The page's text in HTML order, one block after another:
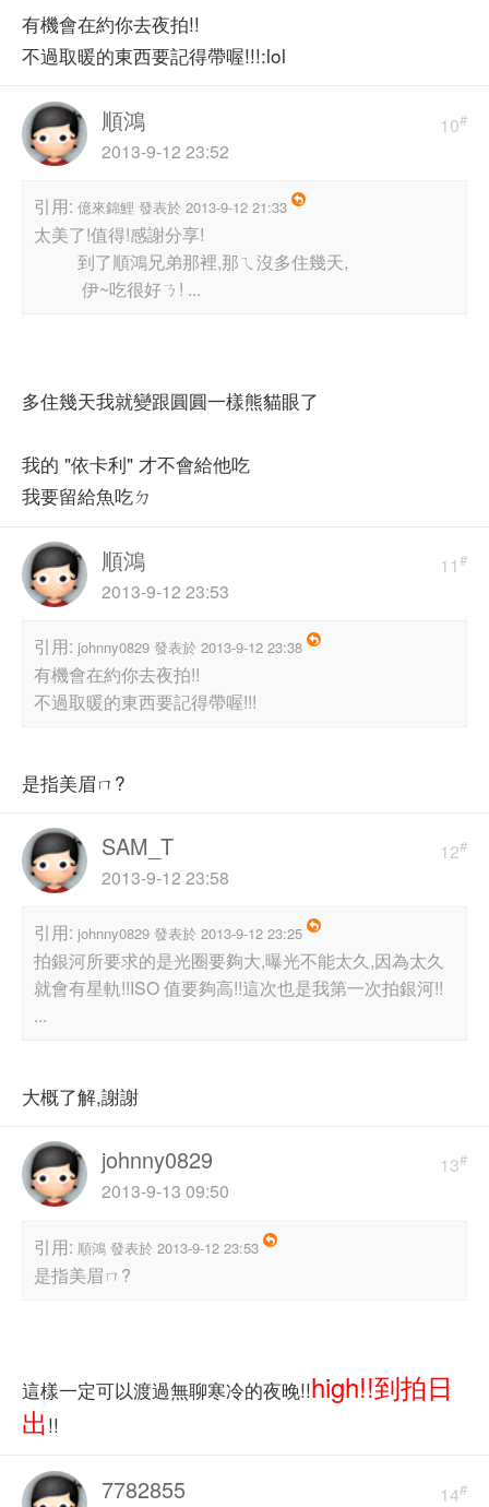
有機會在約你去夜拍!!
不過取暖的東西要記得帶喔!!!:lol
10#
順鴻
2013-9-12 23:52
引用: 億來錦鯉 發表於 2013-9-12 21:33
太美了!值得!感謝分享!
到了順鴻兄弟那裡,那ㄟ沒多住幾天,
伊~吃很好ㄋ! ...
多住幾天我就變跟圓圓一樣熊貓眼了
我的 "依卡利" 才不會給他吃
我要留給魚吃ㄉ
11#
順鴻
2013-9-12 23:53
引用: johnny0829 發表於 2013-9-12 23:38
有機會在約你去夜拍!!
不過取暖的東西要記得帶喔!!!
是指美眉ㄇ?
12#
SAM_T
2013-9-12 23:58
引用: johnny0829 發表於 2013-9-12 23:25
拍銀河所要求的是光圈要夠大,曝光不能太久,因為太久
就會有星軌!!ISO 值要夠高!!這次也是我第一次拍銀河!!
...
大概了解,謝謝
13#
johnny0829
2013-9-13 09:50
引用: 順鴻 發表於 2013-9-12 23:53
是指美眉ㄇ?
這樣一定可以渡過無聊寒冷的夜晚!!high!!到拍日
出!!
14#
7782855